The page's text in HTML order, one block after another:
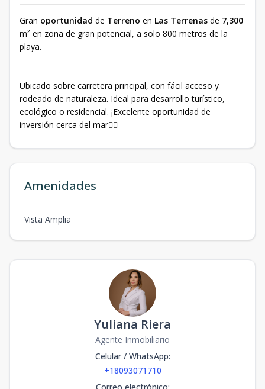
Gran oportunidad de Terreno en Las Terrenas de 7,300
m² en zona de gran potencial, a solo 800 metros de la
playa.
Ubicado sobre carretera principal, con fácil acceso y
rodeado de naturaleza. Ideal para desarrollo turístico,
ecológico o residencial. ¡Excelente oportunidad de
inversión cerca del mar🏊‍♂️
Amenidades
Vista Amplia
Yuliana Riera
Agente Inmobiliario
Celular / WhatsApp:
+18093071710
Correo electrónico: